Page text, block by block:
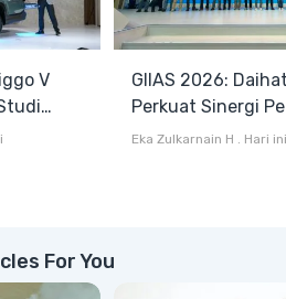
V
GIIAS 2026:
Perkuat Sinergi
dan Industri
Eka Zulkarnain H . Hari ini
For You